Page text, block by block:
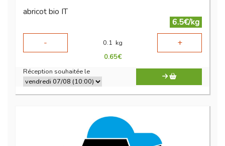
abricot bio IT
6.5€/kg
-
0.1 kg +
0.65€
Réception souhaitée le